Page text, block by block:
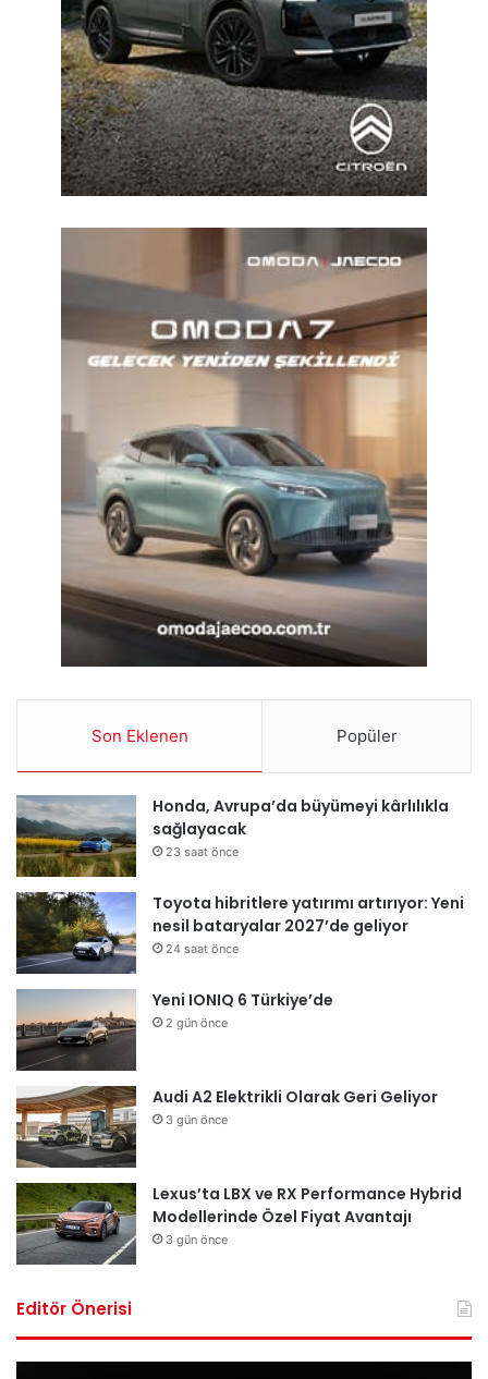
Son Eklenen Popüler
Honda, Avrupa’da büyümeyi kârlılıkla
sağlayacak
23 saat önce
Toyota hibritlere yatırımı artırıyor: Yeni
nesil bataryalar 2027’de geliyor
24 saat önce
Yeni IONIQ 6 Türkiye’de
2 gün önce
Audi A2 Elektrikli Olarak Geri Geliyor
3 gün önce
Lexus’ta LBX ve RX Performance Hybrid
Modellerinde Özel Fiyat Avantajı
3 gün önce
Editör Önerisi